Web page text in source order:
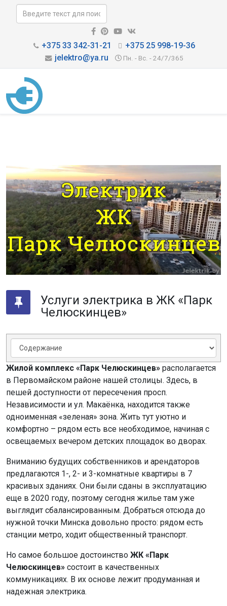
+375 33 342-31-21
+375 25 998-19-36
jelektro@ya.ru
Пн. - Вс. - 24/7/365
Услуги электрика в ЖК «Парк
Челюскинцев»
Жилой комплекс «Парк Челюскинцев» располагается
в Первомайском районе нашей столицы. Здесь, в
пешей доступности от пересечения просп.
Независимости и ул. Макаёнка, находится также
одноименная «зеленая» зона. Жить тут уютно и
комфортно – рядом есть все необходимое, начиная с
освещаемых вечером детских площадок во дворах.
Вниманию будущих собственников и арендаторов
предлагаются 1-, 2- и 3-комнатные квартиры в 7
красивых зданиях. Они были сданы в эксплуатацию
еще в 2020 году, поэтому сегодня жилье там уже
выглядит сбалансированным. Добраться отсюда до
нужной точки Минска довольно просто: рядом есть
станции метро, ходит общественный транспорт.
Но самое большое достоинство ЖК «Парк
Челюскинцев» состоит в качественных
коммуникациях. В их основе лежит продуманная и
надежная электрика.